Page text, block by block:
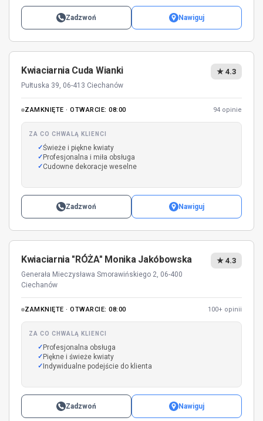
Zadzwoń Nawiguj
Kwiaciarnia Cuda Wianki
Pułtuska 39, 06-413 Ciechanów
★ 4.3
ZAMKNIĘTE · OTWARCIE: 08:00 94 opinie
ZA CO CHWALĄ KLIENCI
Świeże i piękne kwiaty
Profesjonalna i miła obsługa
Cudowne dekoracje weselne
Zadzwoń Nawiguj
Kwiaciarnia "RÓŻA" Monika Jakóbowska
Generała Mieczysława Smorawińskiego 2, 06-400
Ciechanów
★ 4.3
ZAMKNIĘTE · OTWARCIE: 08:00 100+ opinii
ZA CO CHWALĄ KLIENCI
Profesjonalna obsługa
Piękne i świeże kwiaty
Indywidualne podejście do klienta
Zadzwoń Nawiguj